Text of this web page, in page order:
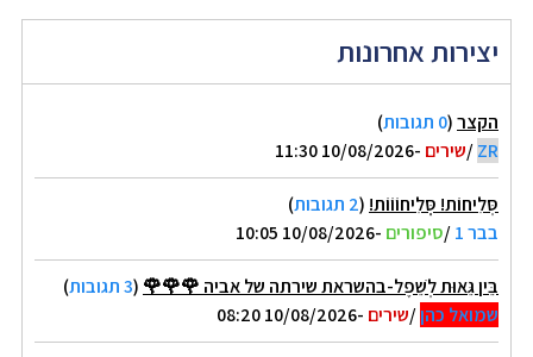
יצירות אחרונות
הקצר(0 תגובות
)
ZR
/שירים -10/08/2026 11:30
סְּלִיחוֹת! סְְּלִיחוֹוֹוֹת! (2 תגובות
)
בבר 1
/סיפורים -10/08/2026 10:05
בֵּין גֵּאוּת לְשֵׁפֶל-בהשראת שירתה של אביה 🌹🌹🌹 (3 תגובות
)
שמואל כהן/שירים -10/08/2026 08:20